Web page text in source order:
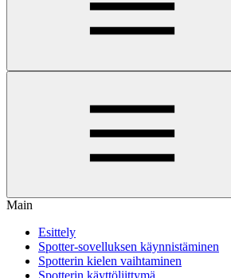
Main
Esittely
Spotter-sovelluksen käynnistäminen
Spotterin kielen vaihtaminen
Spotterin käyttöliittymä